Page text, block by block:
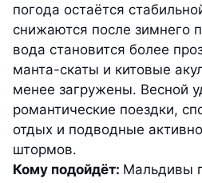
погода остаётся
снижаются после зимнего
вода становится более
манта-скаты и китовые
менее загружены. Весной
романтические поездки,
отдых и подводные
штормов.
Кому подойдёт: Мальдивы